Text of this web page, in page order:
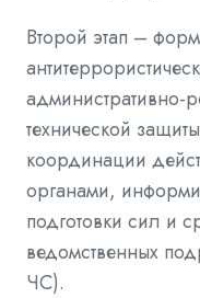
Второй этап –
административно-
технической
координации
органами,
подготовки сил и
ведомственных
ЧС).